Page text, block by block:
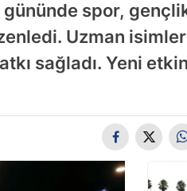
Bilecik
Bingöl
Burdur
spor,
Uzman
sağladı. Yeni